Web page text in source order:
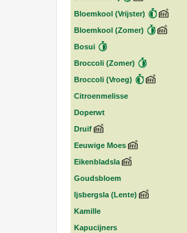
Bloemkool (Vrijster)
Bloemkool (Zomer)
Bosui
Broccoli (Zomer)
Broccoli (Vroeg)
Citroenmelisse
Doperwt
Druif
Eeuwige Moes
Eikenbladsla
Goudsbloem
Ijsbergsla (Lente)
Kamille
Kapucijners